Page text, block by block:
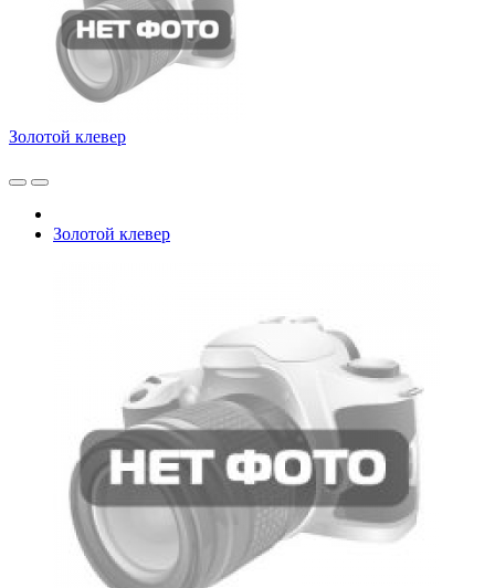
Золотой клевер
Золотой клевер